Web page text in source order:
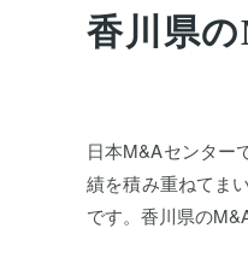
香川県
日本M&Aセンター
績を積み重ねてま
です。香川県の